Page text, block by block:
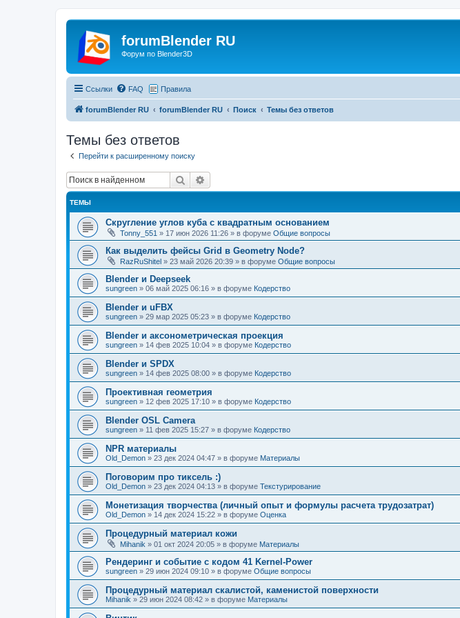
forumBlender RU
Форум по Blender3D
Ссылки FAQ Правила
forumBlender RU forumBlender RU Поиск Темы без ответов
Темы без ответов
Перейти к расширенному поиску
Поиск
ТЕМЫ
Скругление углов куба с квадратным основанием
Tonny_551 » 17 июн 2026 11:26 » в форуме Общие вопросы
Как выделить фейсы Grid в Geometry Node?
RazRuShitel » 23 май 2026 20:39 » в форуме Общие вопросы
Blender и Deepseek
sungreen » 06 май 2025 06:16 » в форуме Кодерство
Blender и uFBX
sungreen » 29 мар 2025 05:23 » в форуме Кодерство
Blender и аксонометрическая проекция
sungreen » 14 фев 2025 10:04 » в форуме Кодерство
Blender и SPDX
sungreen » 14 фев 2025 08:00 » в форуме Кодерство
Проективная геометрия
sungreen » 12 фев 2025 17:10 » в форуме Кодерство
Blender OSL Camera
sungreen » 11 фев 2025 15:27 » в форуме Кодерство
NPR материалы
Old_Demon » 23 дек 2024 04:47 » в форуме Материалы
Поговорим про тиксель :)
Old_Demon » 23 дек 2024 04:13 » в форуме Текстурирование
Монетизация творчества (личный опыт и формулы расчета трудозатрат)
Old_Demon » 14 дек 2024 15:22 » в форуме Оценка
Процедурный материал кожи
Mihanik » 01 окт 2024 20:05 » в форуме Материалы
Рендеринг и событие с кодом 41 Kernel-Power
sungreen » 29 июн 2024 09:10 » в форуме Общие вопросы
Процедурный материал скалистой, каменистой поверхности
Mihanik » 29 июн 2024 08:42 » в форуме Материалы